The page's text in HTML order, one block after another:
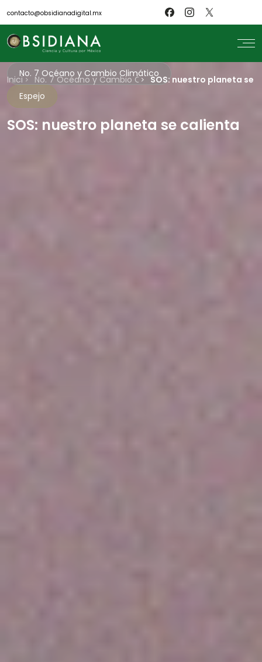
contacto@obsidianadigital.mx
search
Inicio
Nosotros
Revistas
Científicos
Inicio No. 7 Océano y Cambio ClimáticoSOS: nuestro planeta se
No. 7 Océano y Cambio Climático
Espejo
SOS: nuestro planeta se calienta